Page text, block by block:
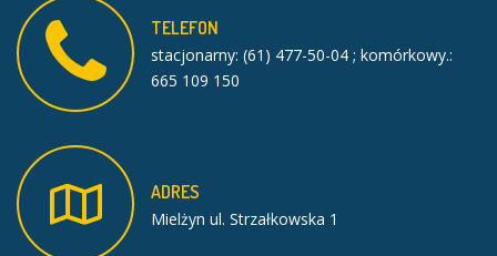
TELEFON
stacjonarny: (61) 477-50-04 ; komórkowy.:
665 109 150
ADRES
Mielżyn ul. Strzałkowska 1